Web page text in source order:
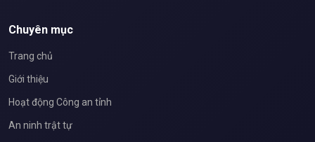
Chuyên mục
Trang chủ
Giới thiệu
Hoạt động Công an tỉnh
An ninh trật tự